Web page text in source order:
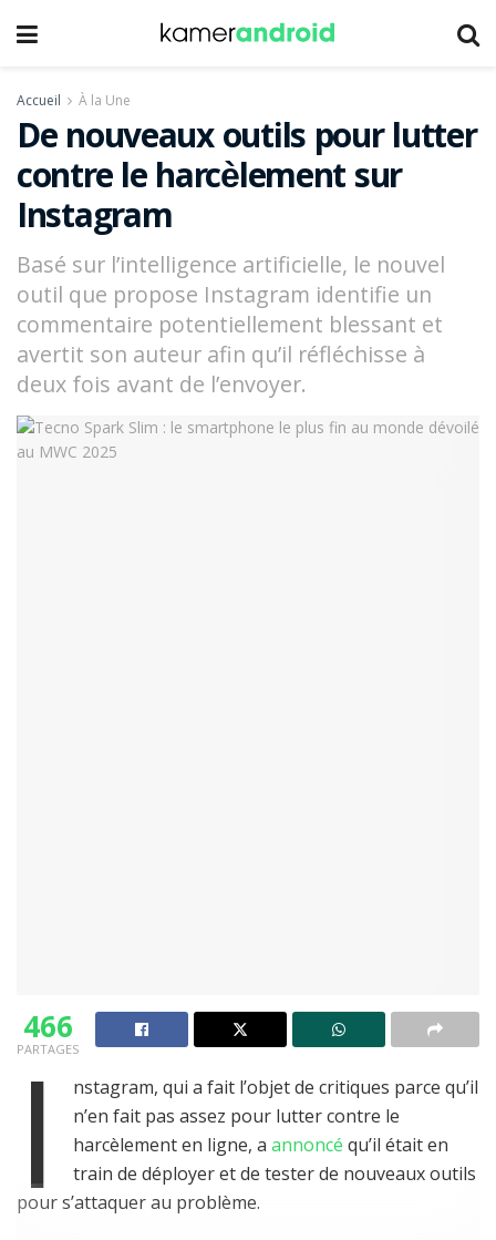
Accueil À la Une
De nouveaux outils pour lutter
contre le harcèlement sur
Instagram
Basé sur l’intelligence artificielle, le nouvel
outil que propose Instagram identifie un
commentaire potentiellement blessant et
avertit son auteur afin qu’il réfléchisse à
deux fois avant de l’envoyer.
466
PARTAGES
I
nstagram, qui a fait l’objet de critiques parce qu’il
n’en fait pas assez pour lutter contre le
harcèlement en ligne, aannoncé qu’il était en
train de déployer et de tester de nouveaux outils
pour s’attaquer au problème.